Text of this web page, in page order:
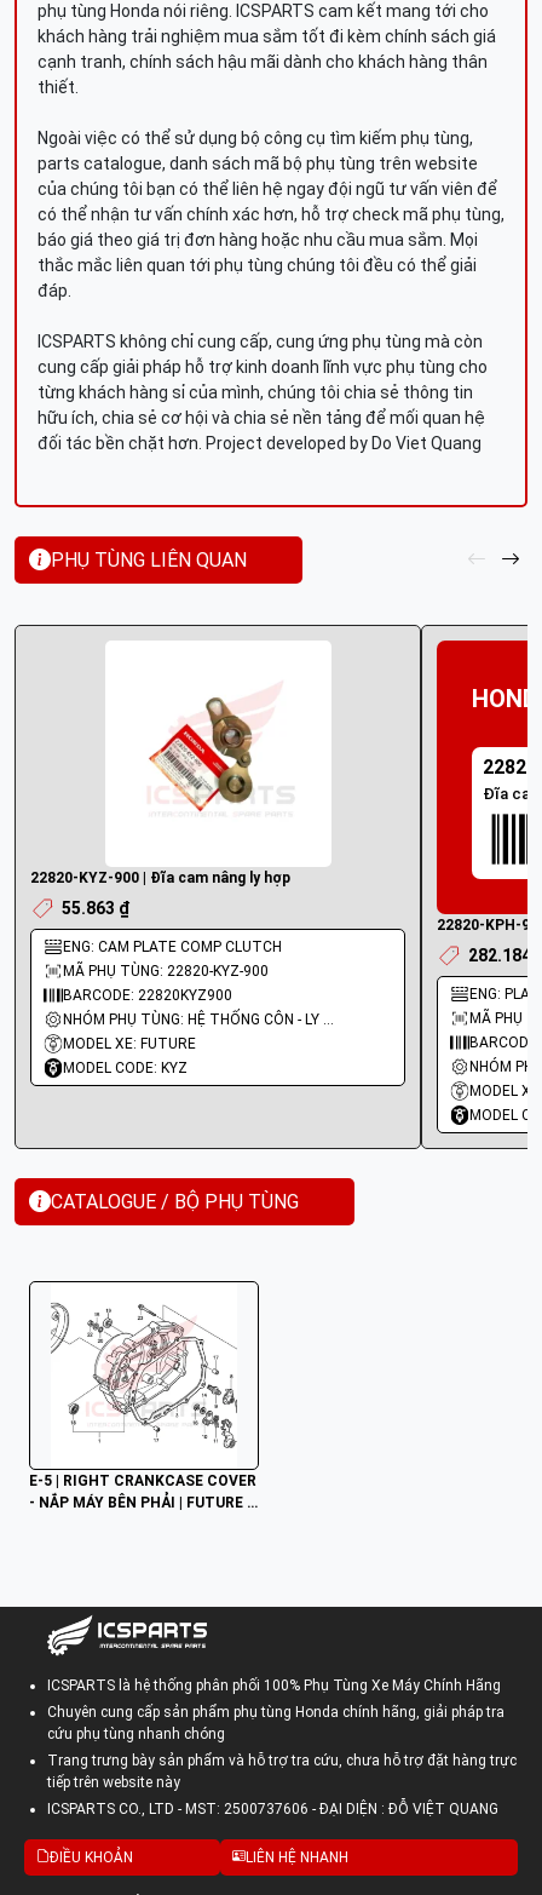
phụ tùng Honda nói riêng. ICSPARTS cam kết mang tới cho
khách hàng trải nghiệm mua sắm tốt đi kèm chính sách giá
cạnh tranh, chính sách hậu mãi dành cho khách hàng thân
thiết.
Ngoài việc có thể sử dụng bộ công cụ tìm kiếm phụ tùng,
parts catalogue, danh sách mã bộ phụ tùng trên website
của chúng tôi bạn có thể liên hệ ngay đội ngũ tư vấn viên để
có thể nhận tư vấn chính xác hơn, hỗ trợ check mã phụ tùng,
báo giá theo giá trị đơn hàng hoặc nhu cầu mua sắm. Mọi
thắc mắc liên quan tới phụ tùng chúng tôi đều có thể giải
đáp.
ICSPARTS không chỉ cung cấp, cung ứng phụ tùng mà còn
cung cấp giải pháp hỗ trợ kinh doanh lĩnh vực phụ tùng cho
từng khách hàng sỉ của mình, chúng tôi chia sẻ thông tin
hữu ích, chia sẻ cơ hội và chia sẻ nền tảng để mối quan hệ
đối tác bền chặt hơn. Project developed by Do Viet Quang
PHỤ TÙNG LIÊN QUAN
22820-KYZ-900 | Đĩa cam nâng ly hợp
55.863 ₫
ENG: CAM PLATE COMP CLUTCH
MÃ PHỤ TÙNG: 22820-KYZ-900
BARCODE: 22820KYZ900
NHÓM PHỤ TÙNG: HỆ THỐNG CÔN - LY HỢP - TRỤC SỐ - BÁNH RĂNG
MODEL XE: FUTURE
MODEL CODE: KYZ
Đĩa
22820-KPH-
282.184
ENG:
MÃ PHỤ
MODEL
MODEL
CATALOGUE / BỘ PHỤ TÙNG
E-5 | RIGHT CRANKCASE COVER
- NẮP MÁY BÊN PHẢI | FUTURE N
ICSPARTS là hệ thống phân phối 100% Phụ Tùng Xe Máy Chính Hãng
Chuyên cung cấp sản phẩm phụ tùng Honda chính hãng, giải pháp tra
cứu phụ tùng nhanh chóng
Trang trưng bày sản phẩm và hỗ trợ tra cứu, chưa hỗ trợ đặt hàng trực
tiếp trên website này
ICSPARTS CO., LTD - MST: 2500737606 - ĐẠI DIỆN : ĐỖ VIỆT QUANG
ĐIỀU KHOẢN LIÊN HỆ NHANH